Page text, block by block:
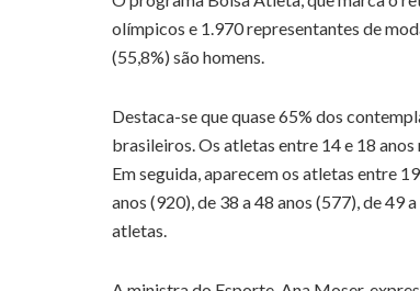
olímpicos e 1.970 representantes de
(55,8%) são homens.
Destaca-se que quase 65% dos
brasileiros. Os atletas entre 14 e 18
Em seguida, aparecem os atletas entre
anos (920), de 38 a 48 anos (577), de 49
atletas.